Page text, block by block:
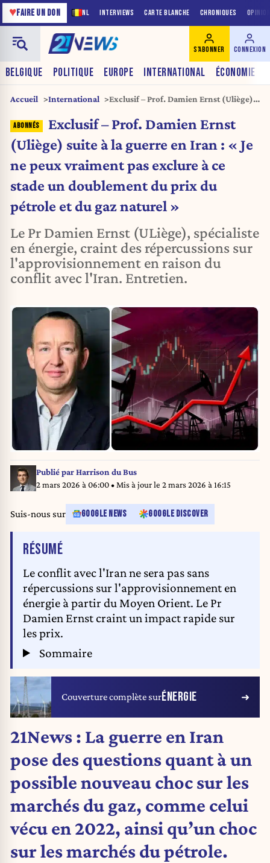
NL INTERVIEWS CARTE BLANCHE CHRONIQUES
♥FAIRE UN DON
BELGIQUE POLITIQUE EUROPE INTERNATIONAL ÉCONOMIE
S'ABONNER CONNEXION
Accueil International
Exclusif – Prof. Damien Ernst (Uliège)
vraiment pas exclure à ce stade un
doublement du prix du pétrole et du
gaz naturel »
Exclusif – Prof. Damien Ernst
(Uliège) suite à la guerre en Iran : « Je
ne peux vraiment pas exclure à ce
stade un doublement du prix du
pétrole et du gaz naturel »
Le Pr Damien Ernst (ULiège), spécialiste
en énergie, craint des répercussions sur
l'approvisionnement en raison du
conflit avec l'Iran. Entretien.
Publié parHarrison du Bus
2 mars 2026 à 06:00• Mis à jour le 2 mars 2026 à 16:15
Suis-nous sur GOOGLE NEWS GOOGLE DISCOVER
RÉSUMÉDE L'ARTICLE
Le conflit avec l'Iran ne sera pas sans
répercussions sur l'approvisionnement en
énergie à partir du Moyen Orient. Le Pr
Damien Ernst craint un impact rapide sur
les prix.
Sommaire
Couverture complète surÉNERGIE
21News : La guerre en Iran
pose des questions quant à un
possible nouveau choc sur les
marchés du gaz, comme celui
vécu en 2022, ainsi qu’un choc
sur les marchés du pétrole.